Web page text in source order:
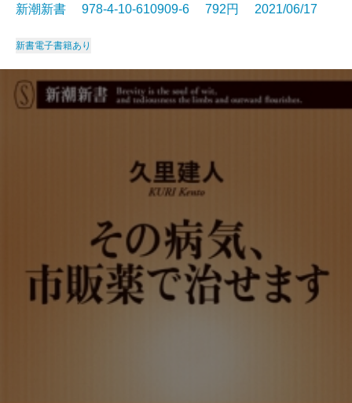
新潮新書 978-4-10-610909-6 792円 2021/06/17
新書電子書籍あり